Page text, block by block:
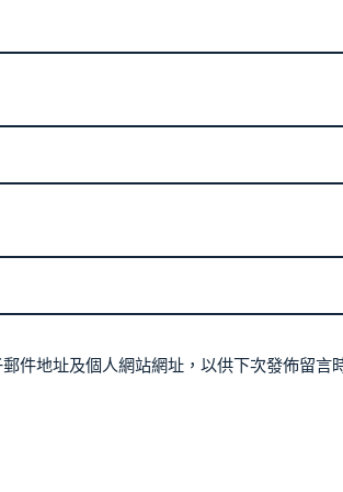
件地址及個人網站網址，以供下次發佈留言